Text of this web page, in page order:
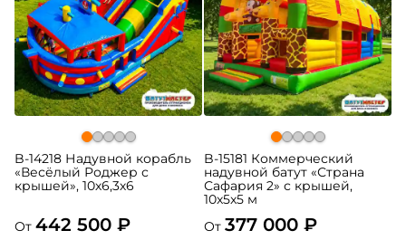
B-14218 Надувной корабль
«Весёлый Роджер с
крышей», 10х6,3х6
От 442 500 ₽
B-15181 Коммерческий
надувной батут «Страна
Сафария 2» с крышей,
10x5x5 м
От 377 000 ₽